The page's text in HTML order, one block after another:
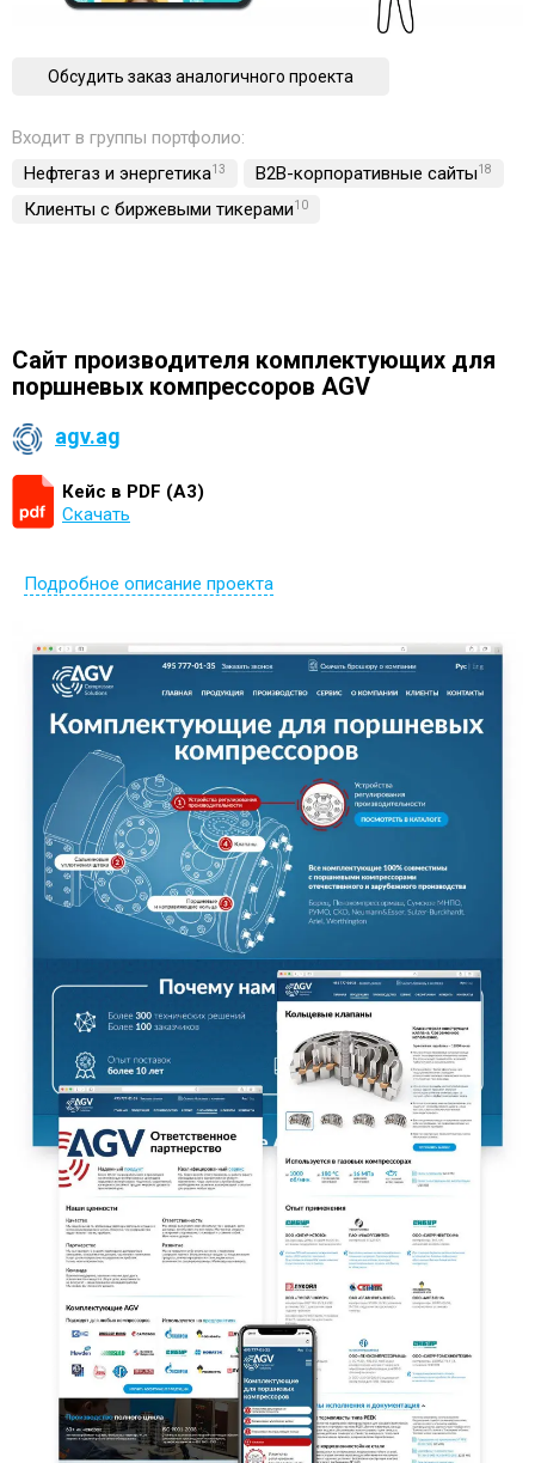
Обсудить заказ аналогичного проекта
Входит в группы портфолио:
Нефтегаз и энергетика13 B2B-корпоративные сайты18
Клиенты с биржевыми тикерами10
Сайт производителя комплектующих для
поршневых компрессоров AGV
agv.ag
Кейс в PDF (А3)
Скачать
Подробное описание проекта